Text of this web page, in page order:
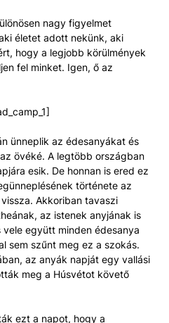
nagy figyelmet
életet adott nekünk, aki
hogy a legjobb körülmények
fel minket. Igen, ő az
ünneplik az édesanyákat és
övéké. A legtöbb országban
esik. De honnan is ered ez
története az
Akkoriban tavaszi
az istenek anyjának is
együtt minden édesanya
sem szűnt meg ez a szokás.
az anyák napját egy vallási
meg a Húsvétot követő
ezt a napot, hogy a